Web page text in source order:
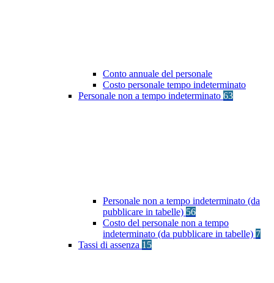
Conto annuale del personale
Costo personale tempo indeterminato
Personale non a tempo indeterminato 63
Personale non a tempo indeterminato (da
pubblicare in tabelle) 56
Costo del personale non a tempo
indeterminato (da pubblicare in tabelle) 7
Tassi di assenza 15